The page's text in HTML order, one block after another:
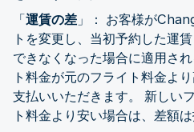
「運賃の差 」： お客様が
トを変更し、当初予約した運
できなくなった場合に適用さ
ト料金が元のフライト料金よ
支払いいただきます。 新しい
ト料金より安い場合は、差額